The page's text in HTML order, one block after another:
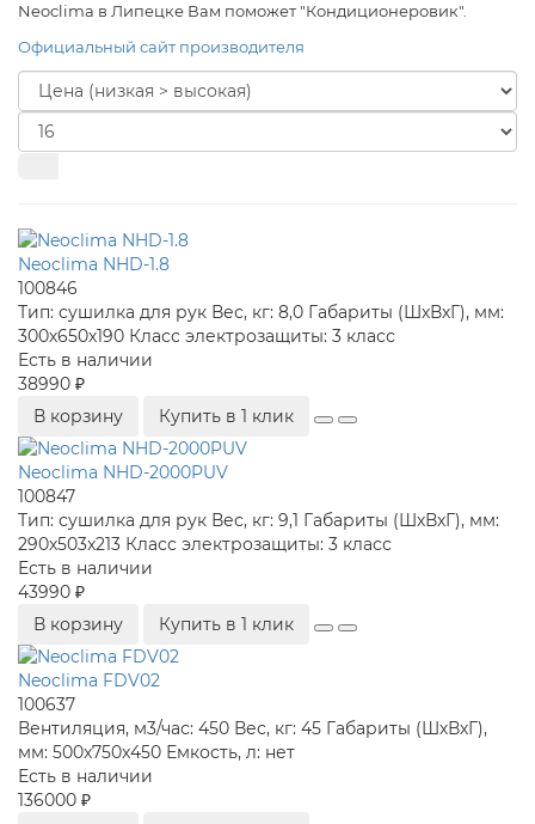
Neoclima в Липецке Вам поможет "Кондиционеровик".
Официальный сайт производителя
Neoclima NHD-1.8
100846
Тип: сушилка для рук Вес, кг: 8,0 Габариты (ШхВхГ), мм:
300х650х190 Класс электрозащиты: 3 класс
Есть в наличии
38990 ₽
В корзину
Купить в 1 клик
Neoclima NHD-2000PUV
100847
Тип: сушилка для рук Вес, кг: 9,1 Габариты (ШхВхГ), мм:
290x503x213 Класс электрозащиты: 3 класс
Есть в наличии
43990 ₽
В корзину
Купить в 1 клик
Neoclima FDV02
100637
Вентиляция, м3/час: 450 Вес, кг: 45 Габариты (ШхВхГ),
мм: 500x750x450 Емкость, л: нет
Есть в наличии
136000 ₽